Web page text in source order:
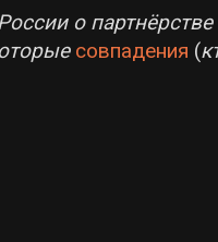
о партнёрстве
совпадения (